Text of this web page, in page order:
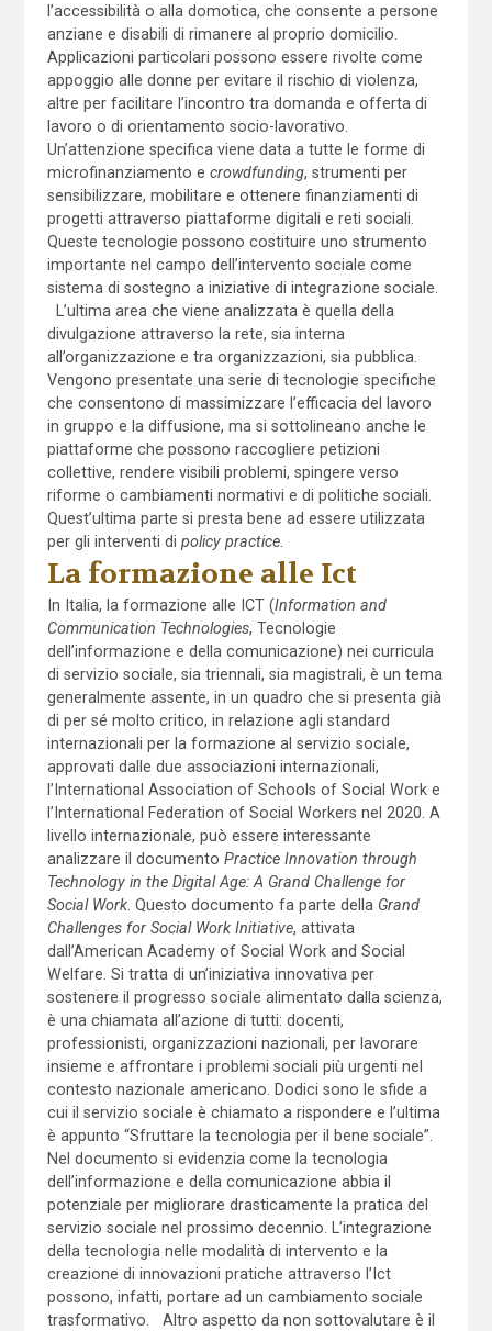
l’accessibilità o alla domotica, che consente a persone
anziane e disabili di rimanere al proprio domicilio.
Applicazioni particolari possono essere rivolte come
appoggio alle donne per evitare il rischio di violenza,
altre per facilitare l’incontro tra domanda e offerta di
lavoro o di orientamento socio-lavorativo.
Un’attenzione specifica viene data a tutte le forme di
microfinanziamento e crowdfunding, strumenti per
sensibilizzare, mobilitare e ottenere finanziamenti di
progetti attraverso piattaforme digitali e reti sociali.
Queste tecnologie possono costituire uno strumento
importante nel campo dell’intervento sociale come
sistema di sostegno a iniziative di integrazione sociale.
L’ultima area che viene analizzata è quella della
divulgazione attraverso la rete, sia interna
all’organizzazione e tra organizzazioni, sia pubblica.
Vengono presentate una serie di tecnologie specifiche
che consentono di massimizzare l’efficacia del lavoro
in gruppo e la diffusione, ma si sottolineano anche le
piattaforme che possono raccogliere petizioni
collettive, rendere visibili problemi, spingere verso
riforme o cambiamenti normativi e di politiche sociali.
Quest’ultima parte si presta bene ad essere utilizzata
per gli interventi di policy practice.
La formazione alle Ict
In Italia, la formazione alle ICT (Information and
Communication Technologies, Tecnologie
dell’informazione e della comunicazione) nei curricula
di servizio sociale, sia triennali, sia magistrali, è un tema
generalmente assente, in un quadro che si presenta già
di per sé molto critico, in relazione agli standard
internazionali per la formazione al servizio sociale,
approvati dalle due associazioni internazionali,
l’International Association of Schools of Social Work e
l’International Federation of Social Workers nel 2020. A
livello internazionale, può essere interessante
analizzare il documento Practice Innovation through
Technology in the Digital Age: A Grand Challenge for
Social Work. Questo documento fa parte della Grand
Challenges for Social Work Initiative, attivata
dall’American Academy of Social Work and Social
Welfare. Si tratta di un’iniziativa innovativa per
sostenere il progresso sociale alimentato dalla scienza,
è una chiamata all’azione di tutti: docenti,
professionisti, organizzazioni nazionali, per lavorare
insieme e affrontare i problemi sociali più urgenti nel
contesto nazionale americano. Dodici sono le sfide a
cui il servizio sociale è chiamato a rispondere e l’ultima
è appunto “Sfruttare la tecnologia per il bene sociale”.
Nel documento si evidenzia come la tecnologia
dell’informazione e della comunicazione abbia il
potenziale per migliorare drasticamente la pratica del
servizio sociale nel prossimo decennio. L’integrazione
della tecnologia nelle modalità di intervento e la
creazione di innovazioni pratiche attraverso l’Ict
possono, infatti, portare ad un cambiamento sociale
trasformativo. Altro aspetto da non sottovalutare è il